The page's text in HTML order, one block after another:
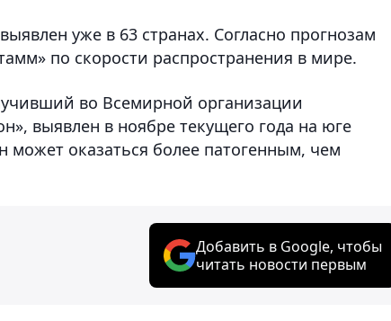
уже в 63 странах. Согласно прогнозам
по скорости распространения в мире.
во Всемирной организации
выявлен в ноябре текущего года на юге
оказаться более патогенным, чем
Добавить в Google, чтобы
читать новости первым